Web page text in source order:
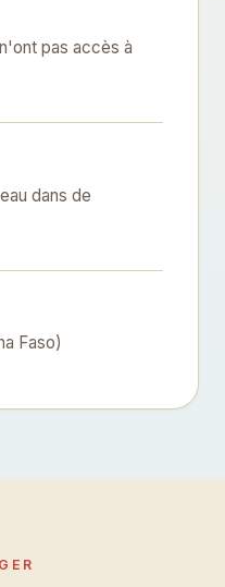
pas accès à
dans de
Faso)